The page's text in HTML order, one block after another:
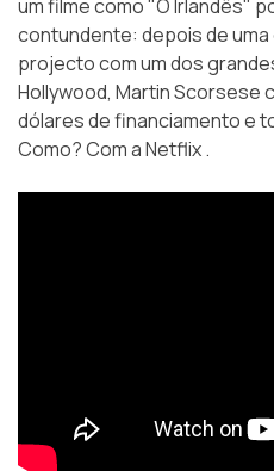
um filme como "O Irlandês"
contundente: depois de
projecto com um dos
Hollywood, Martin Scorsese
dólares de financiamento e
Como? Com a Netflix .